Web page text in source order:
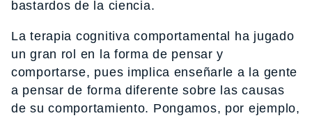
bastardos de la ciencia.
La terapia cognitiva comportamental ha jugado
un gran rol en la forma de pensar y
comportarse, pues implica enseñarle a la gente
a pensar de forma diferente sobre las causas
de su comportamiento. Pongamos, por ejemplo,